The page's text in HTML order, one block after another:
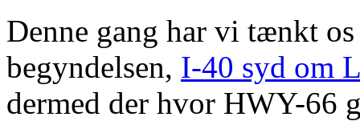
Denne gang har vi tænkt
begyndelsen, I-40 syd om
dermed der hvor HWY-66